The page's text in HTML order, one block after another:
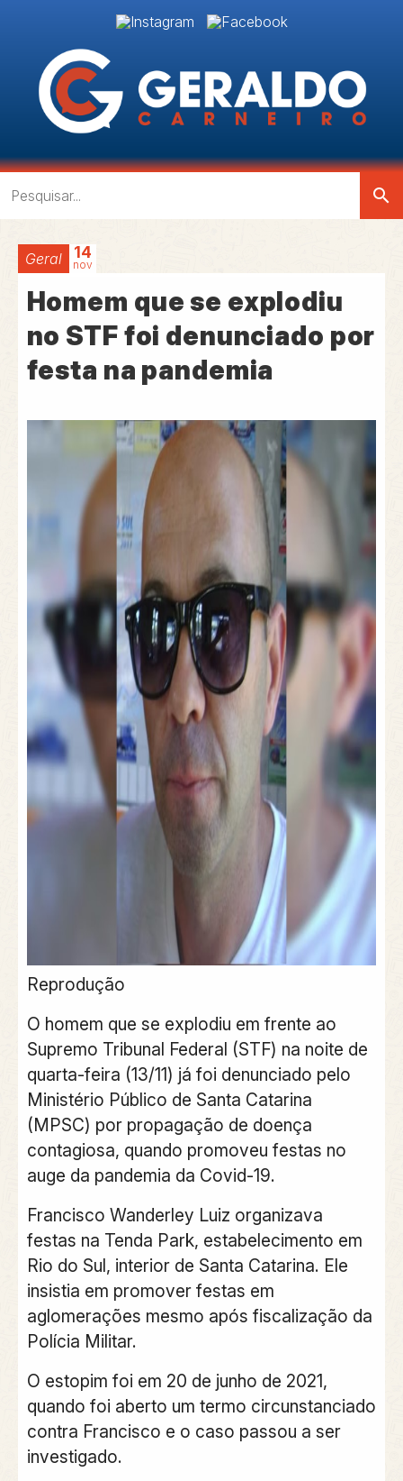
search
Geral 14
nov
Homem que se explodiu
no STF foi denunciado por
festa na pandemia
Reprodução
O homem que se explodiu em frente ao
Supremo Tribunal Federal (STF) na noite de
quarta-feira (13/11) já foi denunciado pelo
Ministério Público de Santa Catarina
(MPSC) por propagação de doença
contagiosa, quando promoveu festas no
auge da pandemia da Covid-19.
Francisco Wanderley Luiz organizava
festas na Tenda Park, estabelecimento em
Rio do Sul, interior de Santa Catarina. Ele
insistia em promover festas em
aglomerações mesmo após fiscalização da
Polícia Militar.
O estopim foi em 20 de junho de 2021,
quando foi aberto um termo circunstanciado
contra Francisco e o caso passou a ser
investigado.